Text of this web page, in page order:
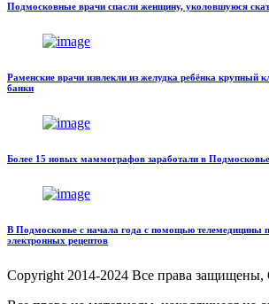
Подмосковные врачи спасли женщину, уколовшуюся
Раменские врачи извлекли из желудка ребёнка крупный
банки
Более 15 новых маммографов заработали в
В Подмосковье с начала года с помощью телемедицины
электронных рецептов
Copyright 2014-2024 Все права